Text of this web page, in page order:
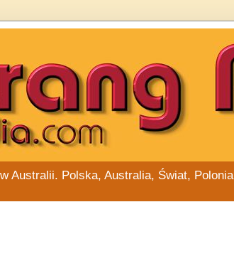
Australii. Polska, Australia, Świat, Polonia